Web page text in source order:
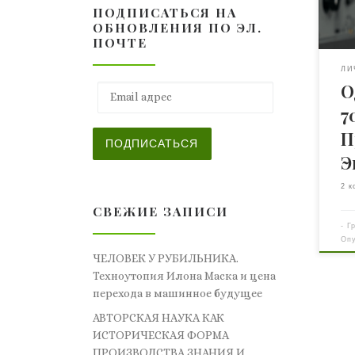
по
в
2
-
ПОДПИСАТЬСЯ НА
ОБНОВЛЕНИЯ ПО ЭЛ.
ПОЧТЕ
ПОДПИСАТЬСЯ
СВЕЖИЕ ЗАПИСИ
ЧЕЛОВЕК У РУБИЛЬНИКА.
Техноутопия Илона Маска и цена
перехода в машинное будущее
АВТОРСКАЯ НАУКА КАК
ИСТОРИЧЕСКАЯ ФОРМА